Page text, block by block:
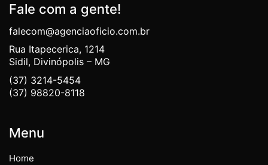
Fale com a gente!
falecom@agenciaoficio.com.br
Rua Itapecerica, 1214
Sidil, Divinópolis – MG
(37) 3214-5454
(37) 98820-8118
Menu
Home